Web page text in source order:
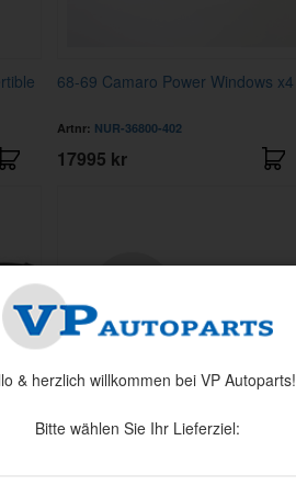
68-69 Camaro Power Windows x4
Artnr: NUR-36800-402
17995 kr
& herzlich willkommen bei VP Autoparts!
Bitte wählen Sie Ihr Lieferziel: